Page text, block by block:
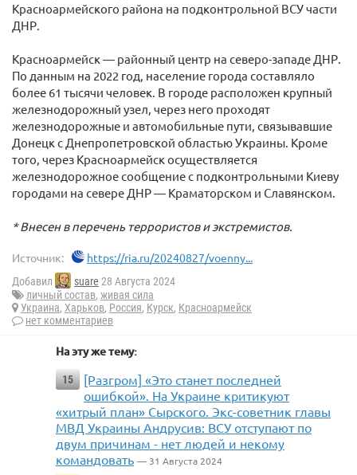
Красноармейского района на подконтрольной ВСУ части
ДНР.
Красноармейск — районный центр на северо-западе ДНР.
По данным на 2022 год, население города составляло
более 61 тысячи человек. В городе расположен крупный
железнодорожный узел, через него проходят
железнодорожные и автомобильные пути, связывавшие
Донецк с Днепропетровской областью Украины. Кроме
того, через Красноармейск осуществляется
железнодорожное сообщение с подконтрольными Киеву
городами на севере ДНР — Краматорском и Славянском.
* Внесен в перечень террористов и экстремистов.
Источник: https://ria.ru/20240827/voenny...
Добавил suare 28 Августа 2024
личный состав, живая сила
Украина, Харьков, Россия, Курск, Красноармейск
нет комментариев
На эту же тему:
15
[Разгром] «Это станет последней
ошибкой». На Украине критикуют
«хитрый план» Сырского. Экс-советник главы
МВД Украины Андрусив: ВСУ отступают по
двум причинам - нет людей и некому
командовать — 31 Августа 2024